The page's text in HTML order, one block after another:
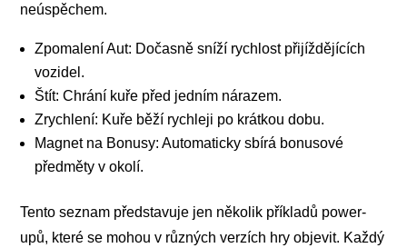
neúspěchem.
Zpomalení Aut: Dočasně sníží rychlost přijíždějících
vozidel.
Štít: Chrání kuře před jedním nárazem.
Zrychlení: Kuře běží rychleji po krátkou dobu.
Magnet na Bonusy: Automaticky sbírá bonusové
předměty v okolí.
Tento seznam představuje jen několik příkladů power-
upů, které se mohou v různých verzích hry objevit. Každý